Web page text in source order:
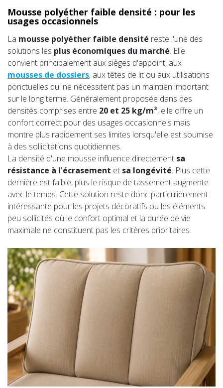
Mousse polyéther faible densité : pour les
usages occasionnels
La mousse polyéther faible densité reste l'une des
solutions les plus économiques du marché. Elle
convient principalement aux sièges d'appoint, aux
mousses de dossiers, aux têtes de lit ou aux utilisations
ponctuelles qui ne nécessitent pas un maintien important
sur le long terme. Généralement proposée dans des
densités comprises entre 20 et 25 kg/m³, elle offre un
confort correct pour des usages occasionnels mais
montre plus rapidement ses limites lorsqu'elle est soumise
à des sollicitations quotidiennes.
La densité d'une mousse influence directement sa
résistance à l'écrasement et sa longévité. Plus cette
dernière est faible, plus le risque de tassement augmente
avec le temps. Cette solution reste donc particulièrement
intéressante pour les projets décoratifs ou les éléments
peu sollicités où le confort optimal et la durée de vie
maximale ne constituent pas les critères prioritaires.